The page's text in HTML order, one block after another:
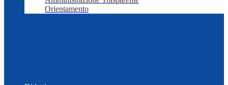
Orientamento